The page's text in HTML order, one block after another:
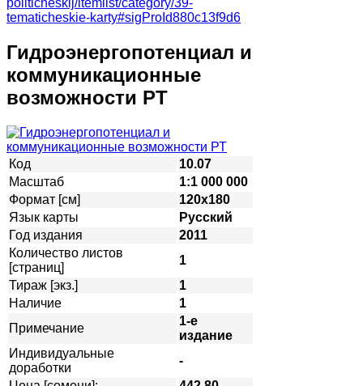
politicheskij/itemlist/category/39-
tematicheskie-karty#sigProId880c13f9d6
Гидроэнергопотенциал и
коммуникационные
возможности РТ
Код
10.07
Масштаб
1:1 000 000
Формат [см]
120х180
Язык карты
Русский
Год издания
2011
Количество листов
[страниц]
1
Тираж [экз.]
1
Наличие
1
Примечание
1-е
издание
Индивидуальные
доработки
-